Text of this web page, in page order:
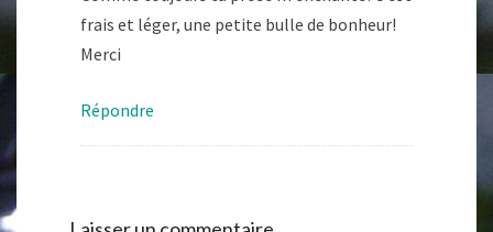
frais et léger, une petite bulle de bonheur!
Merci
Répondre